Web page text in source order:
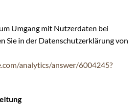
Umgang mit Nutzerdaten bei
Sie in der Datenschutzerklärung von
analytics/answer/6004245?